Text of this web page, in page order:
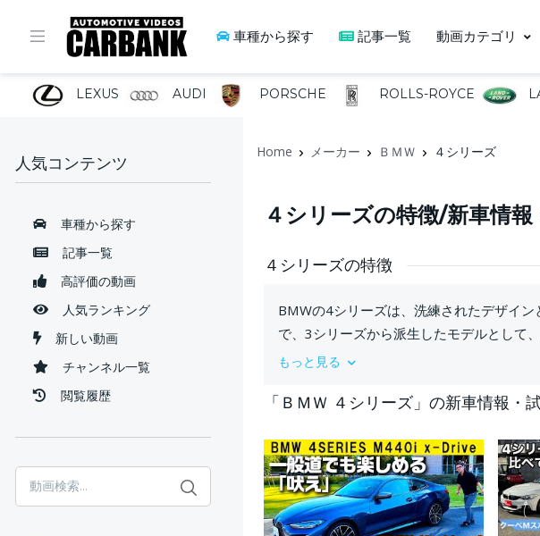
車種から探す 記事一覧 動画カテゴリ
LEXUS AUDI PORSCHE ROLLS-ROYCE
人気コンテンツ
車種から探す
記事一覧
高評価の動画
人気ランキング
新しい動画
チャンネル一覧
閲覧履歴
Home メーカー ＢＭＷ ４シリーズ
４シリーズの特徴/新車情
４シリーズの特徴
BMWの4シリーズは、洗練されたデザイ
で、3シリーズから派生したモデルとして
もっと見る
「ＢＭＷ ４シリーズ」の新車情報・